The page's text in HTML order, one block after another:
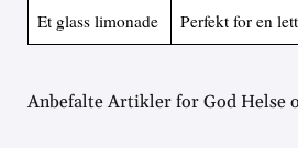
Et glass limonade Perfekt for en
Anbefalte Artikler for God Helse